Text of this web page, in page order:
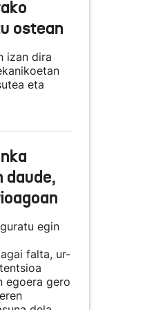
ostean
izan dira
eta
daude,
egin
falta, ur-
egoera gero